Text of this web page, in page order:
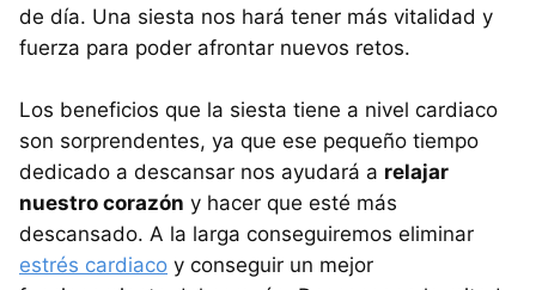
de día. Una siesta nos hará tener más vitalidad y
fuerza para poder afrontar nuevos retos.
Los beneficios que la siesta tiene a nivel cardiaco
son sorprendentes, ya que ese pequeño tiempo
dedicado a descansar nos ayudará a relajar
nuestro corazón y hacer que esté más
descansado. A la larga conseguiremos eliminar
estrés cardiaco y conseguir un mejor